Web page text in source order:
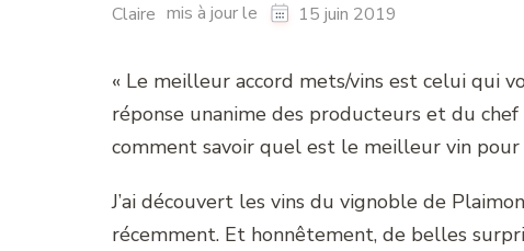
Claire mis à jour le 15 juin 2019
« Le meilleur accord mets/vins est celui qui
réponse unanime des producteurs et du
comment savoir quel est le meilleur vin pour
J’ai découvert les vins du vignoble de
récemment. Et honnêtement, de belles